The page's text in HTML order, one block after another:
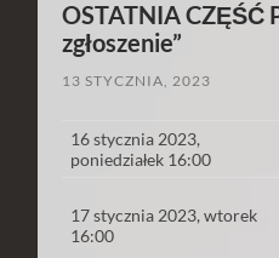
OSTATNIA CZĘŚĆ
zgłoszenie”
13 STYCZNIA, 2023
16 stycznia 2023,
poniedziałek 16:00
17 stycznia 2023, wtorek
16:00